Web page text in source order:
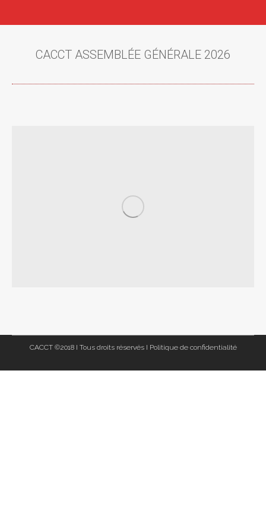
CACCT ASSEMBLÉE GÉNÉRALE 2026
CACCT ©2018 I Tous droits réservés I Politique de confidentialité